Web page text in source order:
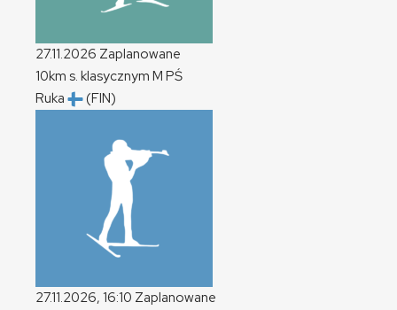
27.11.2026 Zaplanowane
10km s. klasycznym M PŚ
Ruka
(FIN)
27.11.2026, 16:10 Zaplanowane